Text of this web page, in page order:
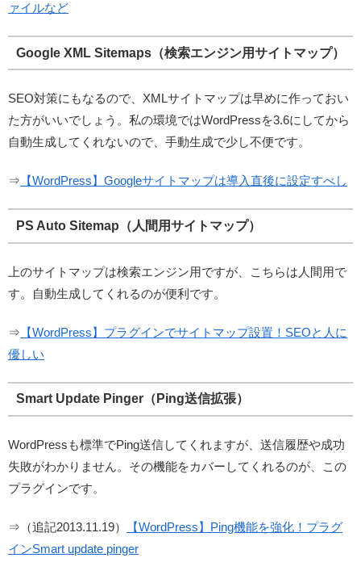
ァイルなど
Google XML Sitemaps（検索エンジン用サイトマップ）
SEO対策にもなるので、XMLサイトマップは早めに作っておい
た方がいいでしょう。私の環境ではWordPressを3.6にしてから
自動生成してくれないので、手動生成で少し不便です。
⇒ 【WordPress】Googleサイトマップは導入直後に設定すべし
PS Auto Sitemap（人間用サイトマップ）
上のサイトマップは検索エンジン用ですが、こちらは人間用で
す。自動生成してくれるのが便利です。
⇒ 【WordPress】プラグインでサイトマップ設置！SEOと人に
優しい
Smart Update Pinger（Ping送信拡張）
WordPressも標準でPing送信してくれますが、送信履歴や成功
失敗がわかりません。その機能をカバーしてくれるのが、この
プラグインです。
⇒（追記2013.11.19）
【WordPress】Ping機能を強化！プラグ
インSmart update pinger